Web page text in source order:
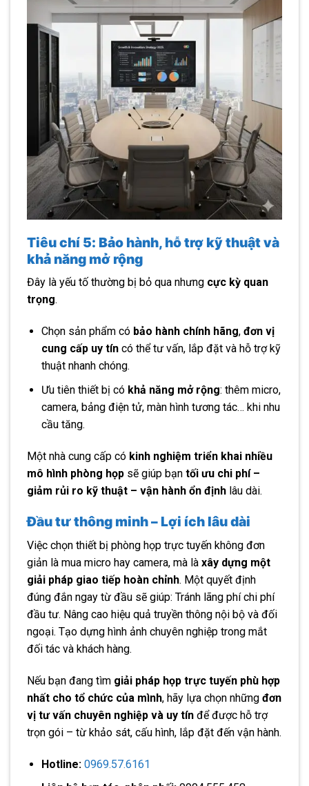
Tiêu chí 5: Bảo hành, hỗ trợ kỹ thuật và
khả năng mở rộng
Đây là yếu tố thường bị bỏ qua nhưng cực kỳ quan
trọng.
Chọn sản phẩm có bảo hành chính hãng, đơn vị
cung cấp uy tíncó thể tư vấn, lắp đặt và hỗ trợ kỹ
thuật nhanh chóng.
Ưu tiên thiết bị có khả năng mở rộng: thêm micro,
camera, bảng điện tử, màn hình tương tác… khi nhu
cầu tăng.
Một nhà cung cấp có kinh nghiệm triển khai nhiều
mô hình phòng họp sẽ giúp bạn tối ưu chi phí –
giảm rủi ro kỹ thuật – vận hành ổn định lâu dài.
Đầu tư thông minh – Lợi ích lâu dài
Việc chọn thiết bị phòng họp trực tuyến không đơn
giản là mua micro hay camera, mà là xây dựng một
giải pháp giao tiếp hoàn chỉnh. Một quyết định
đúng đắn ngay từ đầu sẽ giúp: Tránh lãng phí chi phí
đầu tư. Nâng cao hiệu quả truyền thông nội bộ và đối
ngoại. Tạo dựng hình ảnh chuyên nghiệp trong mắt
đối tác và khách hàng.
Nếu bạn đang tìm giải pháp họp trực tuyến phù hợp
nhất cho tổ chức của mình, hãy lựa chọn những đơn
vị tư vấn chuyên nghiệp và uy tín để được hỗ trợ
trọn gói – từ khảo sát, cấu hình, lắp đặt đến vận hành.
Hotline: 0969.57.6161